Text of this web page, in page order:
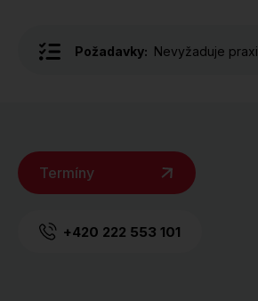
Požadavky: Nevyžaduje praxi
Termíny
+420 222 553 101